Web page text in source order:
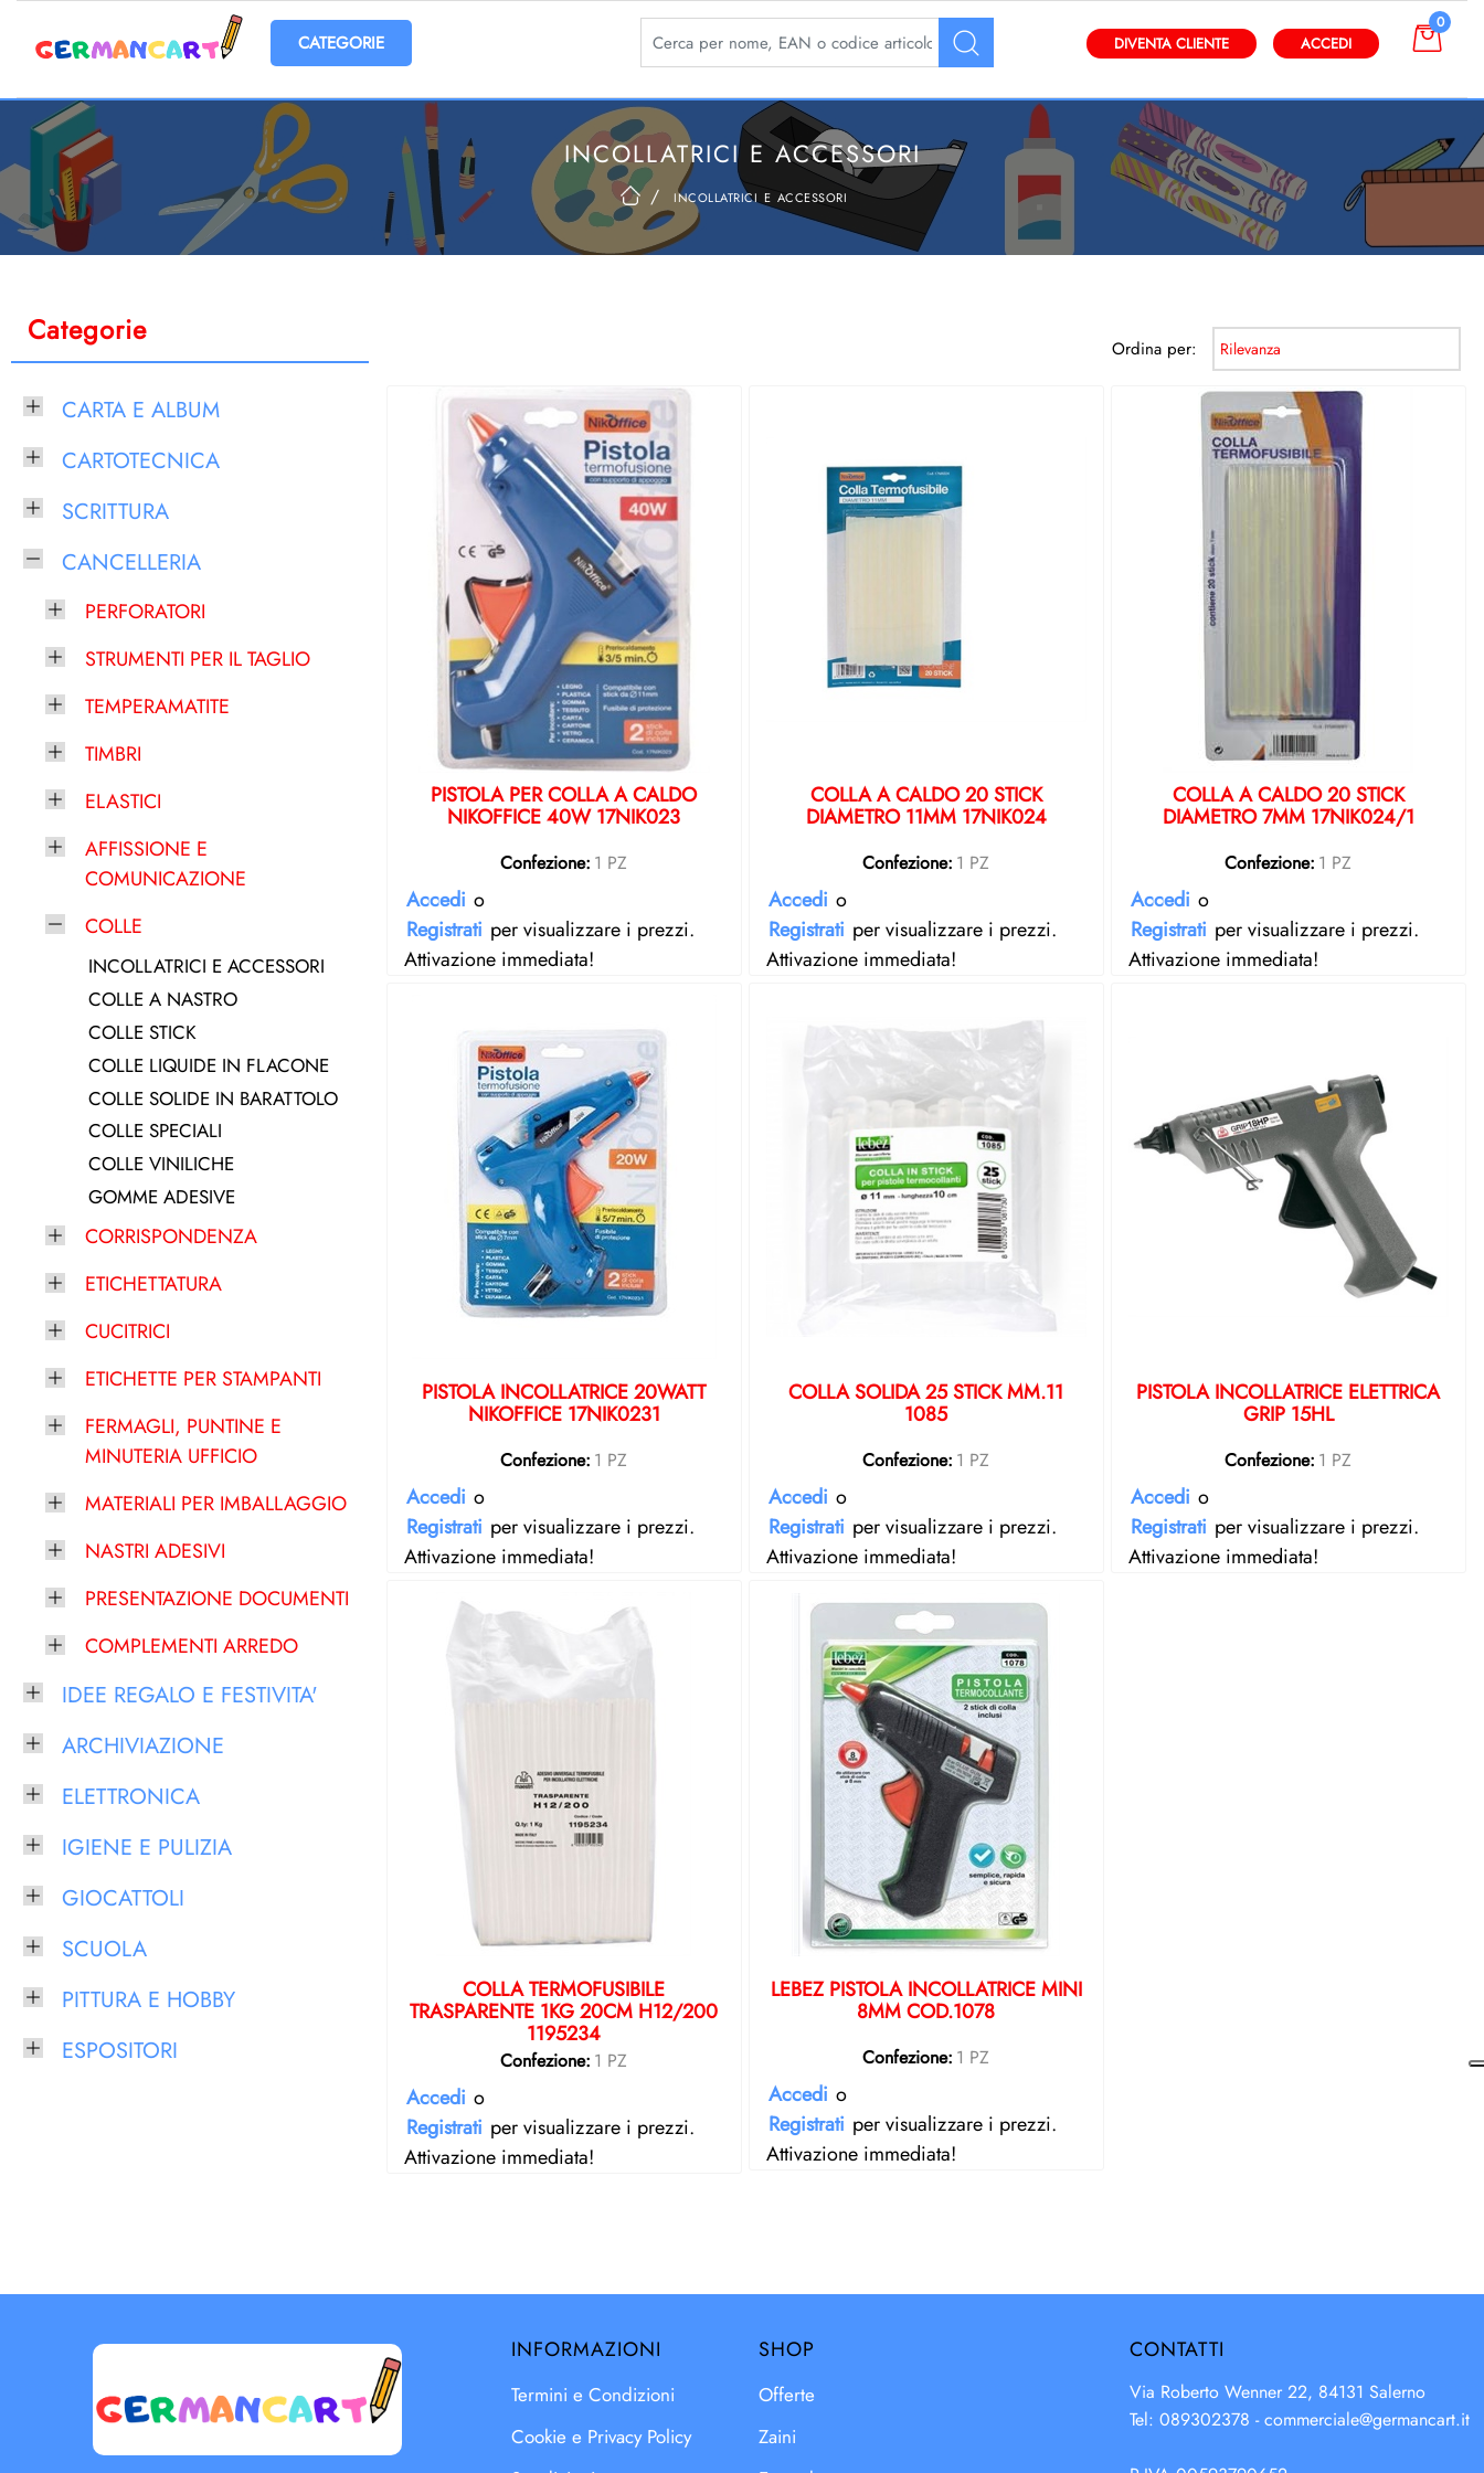
Open menu La modifica di un filtro aggiorna automaticamente gli altri filtri disponibili.
DIVENTA CLIENTE ACCEDI
0
INCOLLATRICI E ACCESSORI
incollatrici e accessori
Categorie
CARTA E ALBUM
CARTOTECNICA
SCRITTURA
CANCELLERIA
PERFORATORI
STRUMENTI PER IL TAGLIO
TEMPERAMATITE
TIMBRI
ELASTICI
AFFISSIONE E
COMUNICAZIONE
COLLE
INCOLLATRICI E ACCESSORI
COLLE A NASTRO
COLLE STICK
COLLE LIQUIDE IN FLACONE
COLLE SOLIDE IN BARATTOLO
COLLE SPECIALI
COLLE VINILICHE
GOMME ADESIVE
CORRISPONDENZA
ETICHETTATURA
CUCITRICI
ETICHETTE PER STAMPANTI
FERMAGLI, PUNTINE E
MINUTERIA UFFICIO
MATERIALI PER IMBALLAGGIO
NASTRI ADESIVI
PRESENTAZIONE DOCUMENTI
COMPLEMENTI ARREDO
IDEE REGALO E FESTIVITA'
ARCHIVIAZIONE
ELETTRONICA
IGIENE E PULIZIA
GIOCATTOLI
SCUOLA
PITTURA E HOBBY
ESPOSITORI
Ordina per:
PISTOLA PER COLLA A CALDO
NIKOFFICE 40W 17NIK023
Confezione: 1 PZ
Accedi o
Registrati per visualizzare i prezzi.
Attivazione immediata!
COLLA A CALDO 20 STICK
DIAMETRO 11MM 17NIK024
Confezione: 1 PZ
Accedi o
Registrati per visualizzare i prezzi.
Attivazione immediata!
COLLA A CALDO 20 STICK
DIAMETRO 7MM 17NIK024/1
Confezione: 1 PZ
Accedi o
Registrati per visualizzare i prezzi.
Attivazione immediata!
PISTOLA INCOLLATRICE 20WATT
NIKOFFICE 17NIK0231
Confezione: 1 PZ
Accedi o
Registrati per visualizzare i prezzi.
Attivazione immediata!
COLLA SOLIDA 25 STICK MM.11
1085
Confezione: 1 PZ
Accedi o
Registrati per visualizzare i prezzi.
Attivazione immediata!
PISTOLA INCOLLATRICE ELETTRICA
GRIP 15HL
Confezione: 1 PZ
Accedi o
Registrati per visualizzare i prezzi.
Attivazione immediata!
COLLA TERMOFUSIBILE
TRASPARENTE 1KG 20CM H12/200
1195234
Confezione: 1 PZ
Accedi o
Registrati per visualizzare i prezzi.
Attivazione immediata!
LEBEZ PISTOLA INCOLLATRICE MINI
8MM COD.1078
Confezione: 1 PZ
Accedi o
Registrati per visualizzare i prezzi.
Attivazione immediata!
INFORMAZIONI
Termini e Condizioni
Cookie e Privacy Policy
SHOP
Offerte
Zaini
CONTATTI
Via Roberto Wenner 22, 84131 Salerno
Tel: 089302378 -commerciale@germancart.it